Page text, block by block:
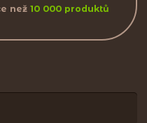
než 10 000 produktů